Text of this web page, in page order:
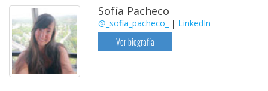
Sofía Pacheco
@_sofia_pacheco_ | LinkedIn
Ver biografía